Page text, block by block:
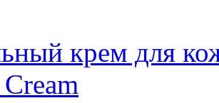
крем для